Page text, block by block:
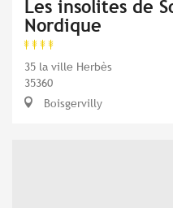
Les insolites de
Nordique
35 la ville Herbès
35360
Boisgervilly